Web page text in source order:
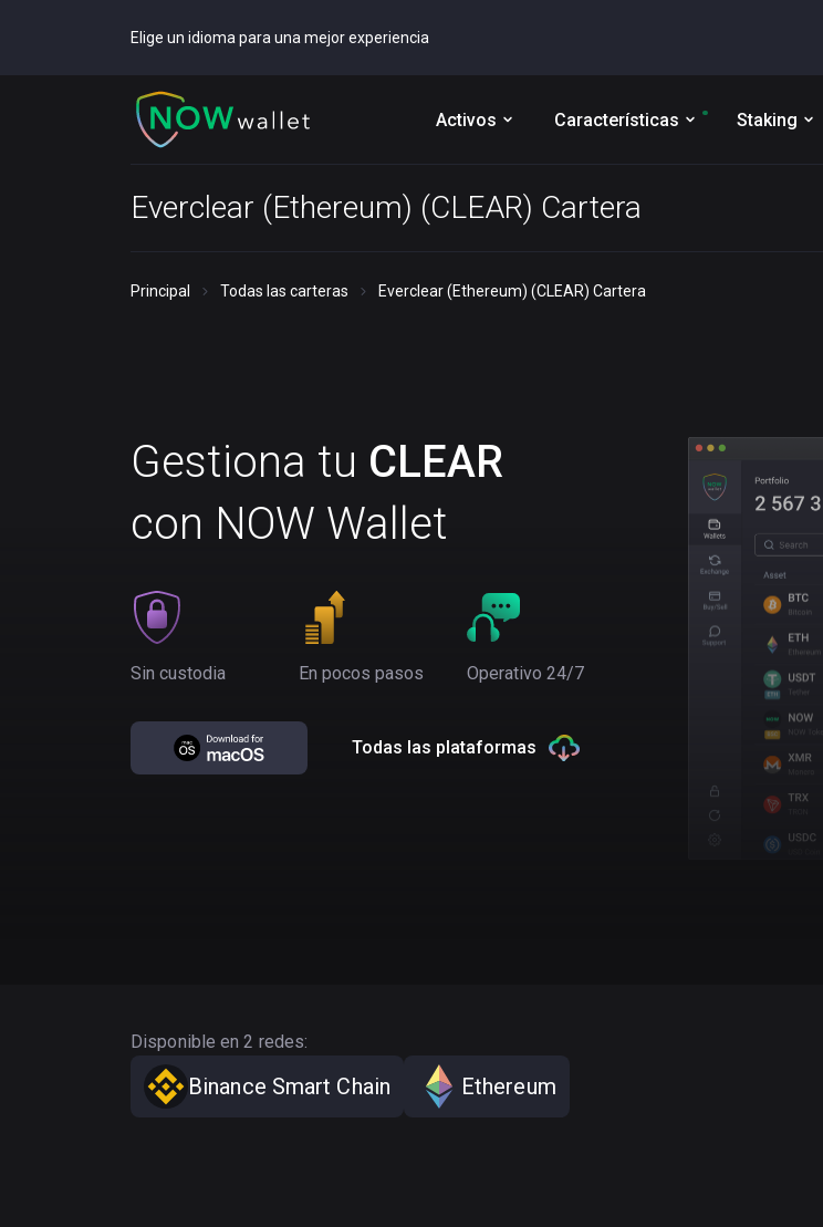
Elige un idioma para una mejor experiencia
Activos Características Staking
Everclear (Ethereum) (CLEAR) Cartera
Principal Todas las carteras Everclear (Ethereum) (CLEAR) Cartera
Gestiona tu CLEAR
con NOW Wallet
Sin custodia En pocos pasos Operativo 24/7
Todas las plataformas
Disponible en 2 redes:
Binance Smart Chain Ethereum